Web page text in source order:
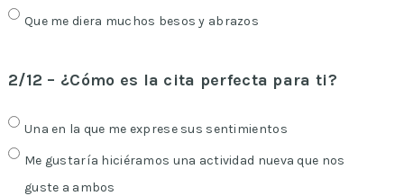
Que me diera muchos besos y abrazos
2/12 – ¿Cómo es la cita perfecta para ti?
Una en la que me exprese sus sentimientos
Me gustaría hiciéramos una actividad nueva que nos
guste a ambos